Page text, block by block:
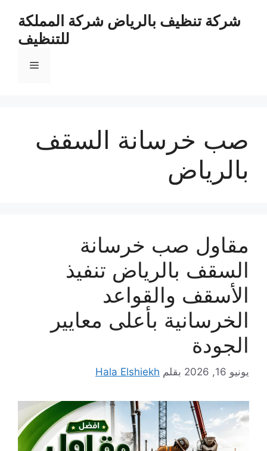
شركة تنظيف بالرياض شركة المملكة
للتنظيف
القائمة
صب خرسانة السقف
بالرياض
مقاول صب خرسانة
السقف بالرياض تنفيذ
الأسقف والقواعد
الخرسانية بأعلى معايير
الجودة
يونيو 16, 2026 بقلم Hala Elshiekh